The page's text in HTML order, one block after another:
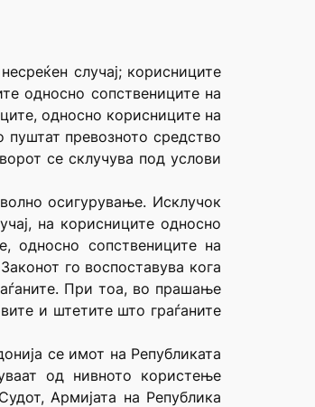
случај; корисниците
односно сопствениците на
односно корисниците на
пуштат превозното средство
се склучува под услови
осигурување. Исклучок
на корисниците односно
односно сопствениците на
го воспоставува кога
При тоа, во прашање
и штетите што граѓаните
се имот на Републиката
од нивното користење
Армијата на Република